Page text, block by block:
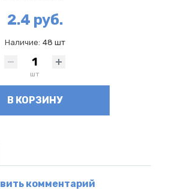
2.4 руб.
Наличие: 48 шт
шт
В КОРЗИНУ
комментарий